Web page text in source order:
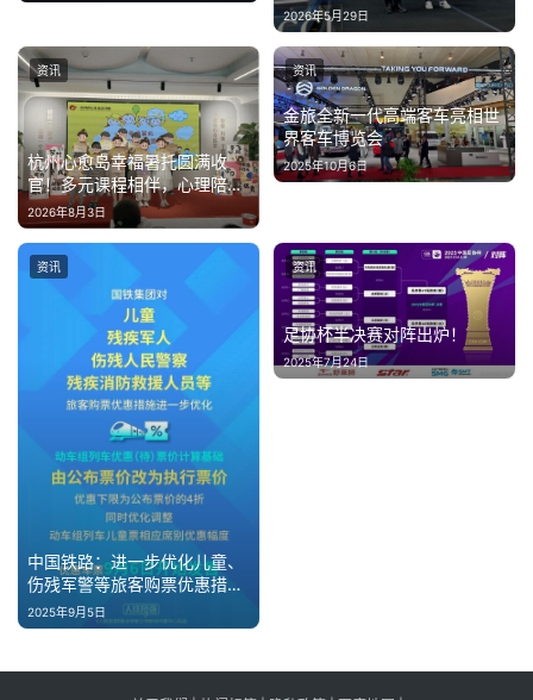
2026年5月29日
杭州心愈岛幸福暑托圆满收
官！多元课程相伴，心理陪伴
守护童心成长
2026年8月3日
资讯
金旅全新一代高端客车亮相世
界客车博览会
2025年10月6日
资讯
中国铁路：进一步优化儿童、
伤残军警等旅客购票优惠措
施，最低4折，9月6日开始发
售
2025年9月5日
资讯
足协杯半决赛对阵出炉！
2025年7月24日
资讯